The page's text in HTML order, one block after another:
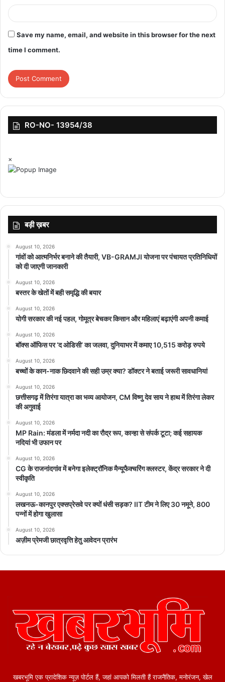
Save my name, email, and website in this browser for the next
time I comment.
RO-NO- 13954/38
×
बड़ी ख़बर
August 10, 2026
गांवों को आत्मनिर्भर बनाने की तैयारी, VB-GRAMJI योजना पर पंचायत प्रतिनिधियों
को दी जाएगी जानकारी
August 10, 2026
बस्तर के खेतों में बही समृद्धि की बयार
August 10, 2026
योगी सरकार की नई पहल, गोमूत्र बेचकर किसान और महिलाएं बढ़ाएंगी अपनी कमाई
August 10, 2026
बॉक्स ऑफिस पर ‘द ओडिसी’ का जलवा, दुनियाभर में कमाए 10,515 करोड़ रुपये
August 10, 2026
बच्चों के कान-नाक छिदवाने की सही उम्र क्या? डॉक्टर ने बताई जरूरी सावधानियां
August 10, 2026
छत्तीसगढ़ में तिरंगा यात्रा का भव्य आयोजन, CM विष्णु देव साय ने हाथ में तिरंगा लेकर
की अगुवाई
August 10, 2026
MP Rain: मंडला में नर्मदा नदी का रौद्र रूप, कान्हा से संपर्क टूटा; कई सहायक
नदियां भी उफान पर
August 10, 2026
CG के राजनांदगांव में बनेगा इलेक्ट्रॉनिक मैन्यूफैक्चरिंग क्लस्टर, केंद्र सरकार ने दी
स्वीकृति
August 10, 2026
लखनऊ-कानपुर एक्सप्रेसवे पर क्यों धंसी सड़क? IIT टीम ने लिए 30 नमूने, 800
पन्नों में होगा खुलासा
August 10, 2026
अज़ीम प्रेमजी छात्रवृत्ति हेतु आवेदन प्रारंभ
खबरभूमि एक प्रादेशिक न्यूज़ पोर्टल हैं, जहां आपको मिलती हैं राजनैतिक, मनोरंजन, खेल